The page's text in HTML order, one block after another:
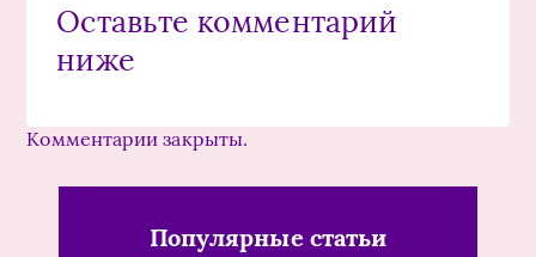
Оставьте комментарий
ниже
Комментарии закрыты.
Популярные статьи